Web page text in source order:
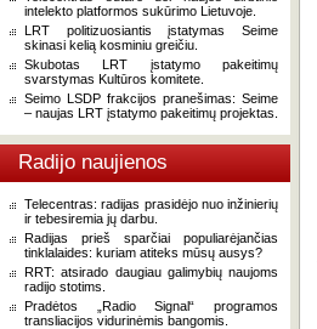
intelekto platformos sukūrimo Lietuvoje.
LRT politizuosiantis įstatymas Seime
skinasi kelią kosminiu greičiu.
Skubotas LRT įstatymo pakeitimų
svarstymas Kultūros komitete.
Seimo LSDP frakcijos pranešimas: Seime
– naujas LRT įstatymo pakeitimų projektas.
Radijo naujienos
Telecentras: radijas prasidėjo nuo inžinierių
ir tebesiremia jų darbu.
Radijas prieš sparčiai populiarėjančias
tinklalaides: kuriam atiteks mūsų ausys?
RRT: atsirado daugiau galimybių naujoms
radijo stotims.
Pradėtos „Radio Signal“ programos
transliacijos vidurinėmis bangomis.